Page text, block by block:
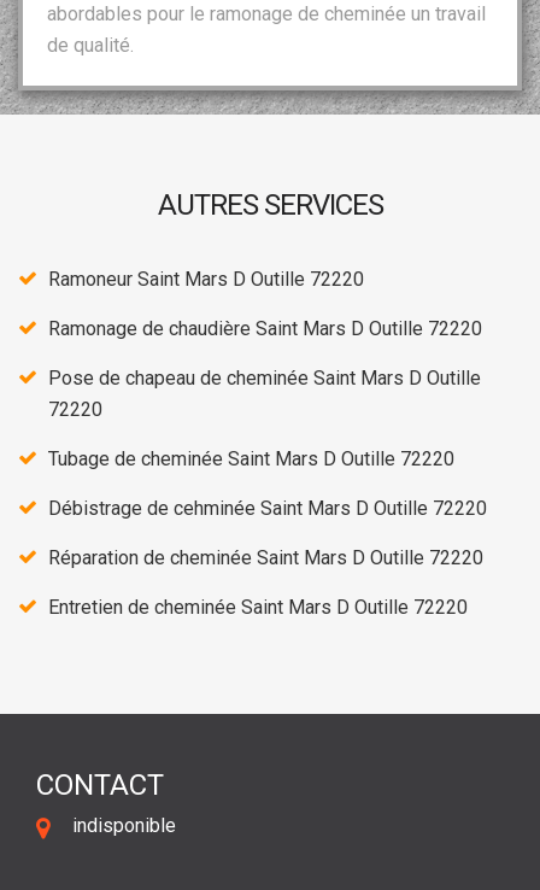
abordables pour le ramonage de cheminée un travail
de qualité.
AUTRES SERVICES
Ramoneur Saint Mars D Outille 72220
Ramonage de chaudière Saint Mars D Outille 72220
Pose de chapeau de cheminée Saint Mars D Outille
72220
Tubage de cheminée Saint Mars D Outille 72220
Débistrage de cehminée Saint Mars D Outille 72220
Réparation de cheminée Saint Mars D Outille 72220
Entretien de cheminée Saint Mars D Outille 72220
CONTACT
indisponible